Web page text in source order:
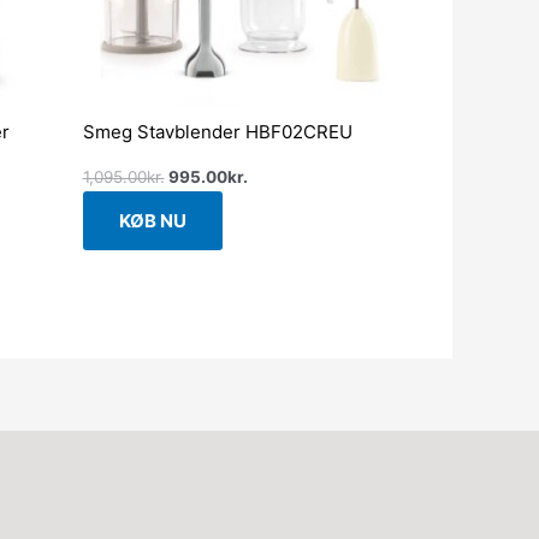
Smeg Stavblender HBF02CREU
1,095.00kr. 995.00kr.
KØB NU